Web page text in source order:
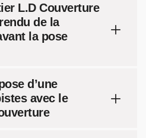
L.D Couverture
de la
la pose
d’une
avec le